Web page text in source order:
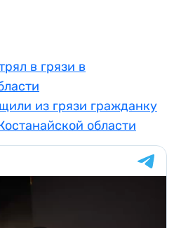
в грязи в
из грязи гражданку
области